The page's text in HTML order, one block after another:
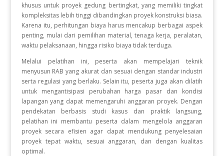
khusus untuk proyek gedung bertingkat, yang memiliki tingkat
kompleksitas lebih tinggi dibandingkan proyek konstruksi biasa.
Karena itu, perhitungan biaya harus mencakup berbagai aspek
penting, mulai dari pemilihan material, tenaga kerja, peralatan,
waktu pelaksanaan, hingga risiko biaya tidak terduga.
Melalui pelatihan ini, peserta akan mempelajari teknik
menyusun RAB yang akurat dan sesuai dengan standar industri
serta regulasi yang berlaku. Selain itu, peserta juga akan dilatih
untuk mengantisipasi perubahan harga pasar dan kondisi
lapangan yang dapat memengaruhi anggaran proyek. Dengan
pendekatan berbasis studi kasus dan praktik langsung,
pelatihan ini membantu peserta dalam mengelola anggaran
proyek secara efisien agar dapat mendukung penyelesaian
proyek tepat waktu, sesuai anggaran, dan dengan kualitas
optimal.